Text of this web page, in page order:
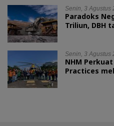
Senin, 3 Agustus
Paradoks
Triliun, DBH
Senin, 3 Agustus
NHM
Practices